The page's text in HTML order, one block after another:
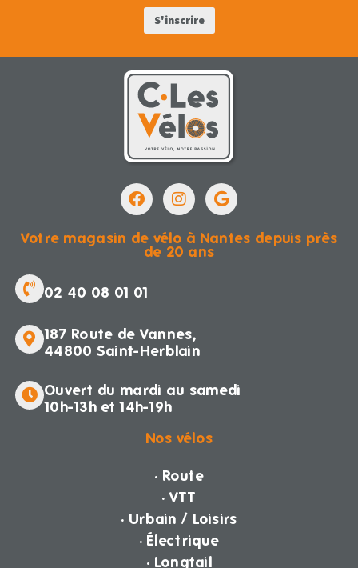
Votre magasin de vélo à Nantes depuis près
de 20 ans
02 40 08 01 01
187 Route de Vannes,
44800 Saint-Herblain
Ouvert du mardi au samedi
10h-13h et 14h-19h
Nos vélos
· Route
· VTT
· Urbain / Loisirs
· Électrique
· Longtail